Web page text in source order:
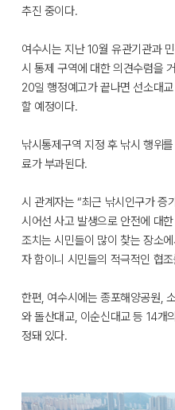
추진 중이다.
여수시는 지난 10월 유관기관과
시 통제 구역에 대한 의견수렴을
20일 행정예고가 끝나면 선소대
할 예정이다.
낚시통제구역 지정 후 낚시 행위
료가 부과된다.
시 관계자는 “최근 낚시인구가 증
시어선 사고 발생으로 안전에 대
조치는 시민들이 많이 찾는 장소
자 함이니 시민들의 적극적인 협
한편, 여수시에는 종포해양공원,
와 돌산대교, 이순신대교 등 14개
정돼 있다.